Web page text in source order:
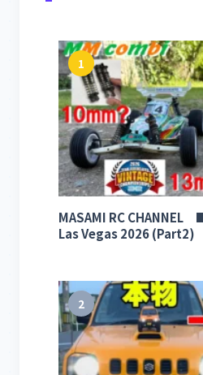
1
MASAMI RC CHANNEL
Las Vegas 2026 (Part2)
2